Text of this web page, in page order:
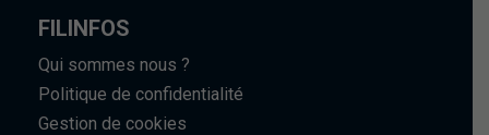
FILINFOS
Qui sommes nous ?
Politique de confidentialité
Gestion de cookies